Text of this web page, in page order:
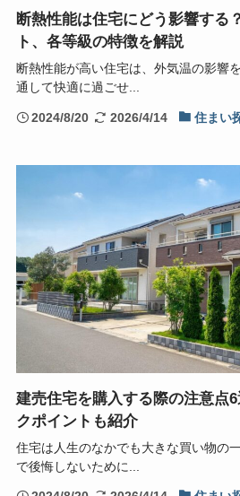
断熱性能は住宅にどう影響する
ト、各等級の特徴を解説
断熱性能が高い住宅は、外気温の影響
通して快適に過ごせ...
2024/8/20 2026/4/14 住まい
建売住宅を購入する際の注意点
クポイントも紹介
住宅は人生のなかでも大きな買い物の
で後悔しないために...